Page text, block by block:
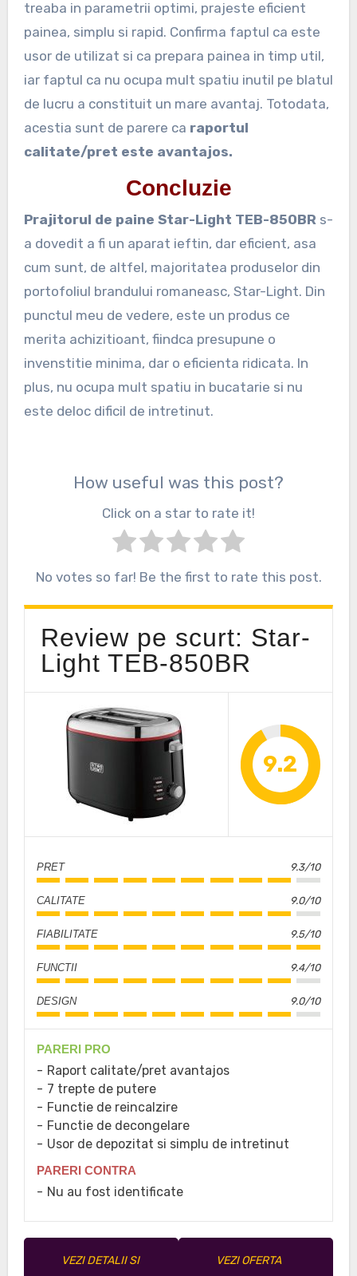
treaba in parametrii optimi, prajeste eficient
painea, simplu si rapid. Confirma faptul ca este
usor de utilizat si ca prepara painea in timp util,
iar faptul ca nu ocupa mult spatiu inutil pe blatul
de lucru a constituit un mare avantaj. Totodata,
acestia sunt de parere ca raportul
calitate/pret este avantajos.
Concluzie
Prajitorul de paine Star-Light TEB-850BR s-
a dovedit a fi un aparat ieftin, dar eficient, asa
cum sunt, de altfel, majoritatea produselor din
portofoliul brandului romaneasc, Star-Light. Din
punctul meu de vedere, este un produs ce
merita achizitioant, fiindca presupune o
invenstitie minima, dar o eficienta ridicata. In
plus, nu ocupa mult spatiu in bucatarie si nu
este deloc dificil de intretinut.
How useful was this post?
Click on a star to rate it!
No votes so far! Be the first to rate this post.
Review pe scurt: Star-
Light TEB-850BR
9.2
PRET 9.3/10
CALITATE 9.0/10
FIABILITATE 9.5/10
FUNCTII 9.4/10
DESIGN 9.0/10
PARERI PRO
Raport calitate/pret avantajos
7 trepte de putere
Functie de reincalzire
Functie de decongelare
Usor de depozitat si simplu de intretinut
PARERI CONTRA
Nu au fost identificate
VEZI DETALII SI
VEZI OFERTA